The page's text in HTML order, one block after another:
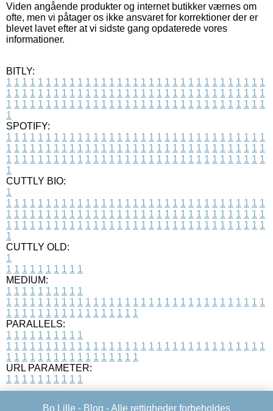
Viden angående produkter og internet butikker værnes om
ofte, men vi påtager os ikke ansvaret for korrektioner der er
blevet lavet efter at vi sidste gang opdaterede vores
informationer.
BITLY:
1 1 1 1 1 1 1 1 1 1 1 1 1 1 1 1 1 1 1 1 1 1 1 1 1 1 1 1 1 1 1 1 1
1 1 1 1 1 1 1 1 1 1 1 1 1 1 1 1 1 1 1 1 1 1 1 1 1 1 1 1 1 1 1 1 1
1 1 1 1 1 1 1 1 1 1 1 1 1 1 1 1 1 1 1 1 1 1 1 1 1 1 1 1 1 1 1 1 1
1
SPOTIFY:
1 1 1 1 1 1 1 1 1 1 1 1 1 1 1 1 1 1 1 1 1 1 1 1 1 1 1 1 1 1 1 1 1
1 1 1 1 1 1 1 1 1 1 1 1 1 1 1 1 1 1 1 1 1 1 1 1 1 1 1 1 1 1 1 1 1
1 1 1 1 1 1 1 1 1 1 1 1 1 1 1 1 1 1 1 1 1 1 1 1 1 1 1 1 1 1 1 1 1
1
CUTTLY BIO:
1
1 1 1 1 1 1 1 1 1 1 1 1 1 1 1 1 1 1 1 1 1 1 1 1 1 1 1 1 1 1 1 1 1
1 1 1 1 1 1 1 1 1 1 1 1 1 1 1 1 1 1 1 1 1 1 1 1 1 1 1 1 1 1 1 1 1
1 1 1 1 1 1 1 1 1 1 1 1 1 1 1 1 1 1 1 1 1 1 1 1 1 1 1 1 1 1 1 1 1
1
CUTTLY OLD:
1
1 1 1 1 1 1 1 1 1 1
MEDIUM:
1 1 1 1 1 1 1 1 1 1
1 1 1 1 1 1 1 1 1 1 1 1 1 1 1 1 1 1 1 1 1 1 1 1 1 1 1 1 1 1 1 1 1
1 1 1 1 1 1 1 1 1 1 1 1 1 1 1 1 1
PARALLELS:
1 1 1 1 1 1 1 1 1 1
1 1 1 1 1 1 1 1 1 1 1 1 1 1 1 1 1 1 1 1 1 1 1 1 1 1 1 1 1 1 1 1 1
1 1 1 1 1 1 1 1 1 1 1 1 1 1 1 1 1
URL PARAMETER:
1 1 1 1 1 1 1 1 1 1
Bo Lille - Blog - Alle rettigheder forbeholdes